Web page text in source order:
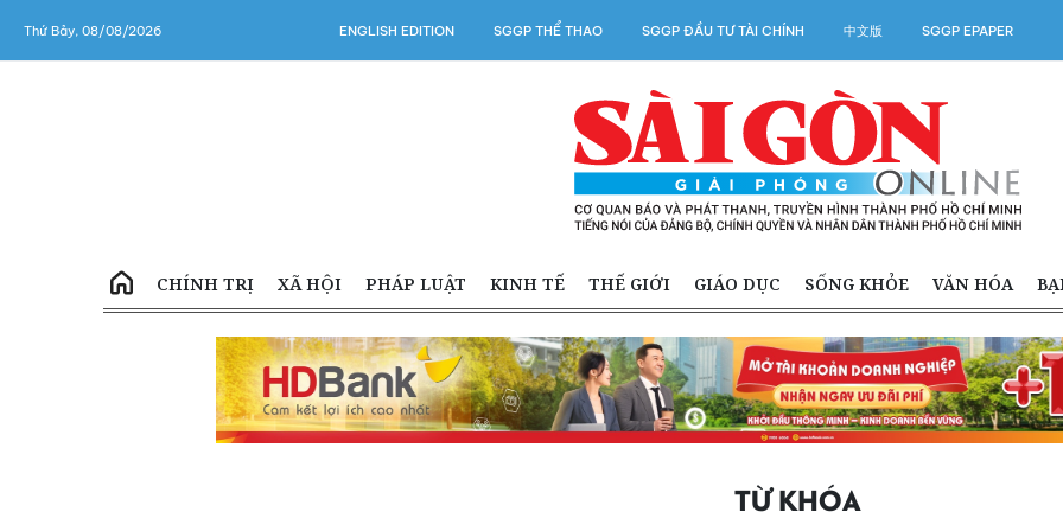
Thứ Bảy, 08/08/2026 ENGLISH EDITION SGGP THỂ THAO SGGP ĐẦU TƯ TÀI CHÍNH 中文版 SGGP EPAPER
CHÍNH TRỊ XÃ HỘI PHÁP LUẬT KINH TẾ THẾ GIỚI GIÁO DỤC SỐNG KHỎE VĂN HÓA
TỪ KHÓA